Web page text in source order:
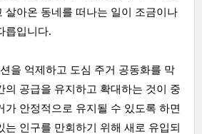
살아온 동네를 떠나는 일이 조금이나
릅입니다.
을 억제하고 도심 주거 공동화를 막
의 공급을 유지하고 확대하는 것이 중
가 안정적으로 유지될 수 있도록 하면
는 인구를 만회하기 위해 새로 유입되